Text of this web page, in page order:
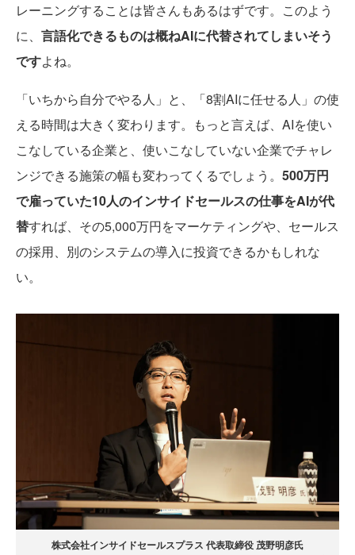
レーニングすることは皆さんもあるはずです。このよう
に、 言語化できるものは概ねAIに代替されてしまいそう
ですよね。
「いちから自分でやる人」と、「8割AIに任せる人」の使
える時間は大きく変わります。もっと言えば、AIを使い
こなしている企業と、使いこなしていない企業でチャレ
ンジできる施策の幅も変わってくるでしょう。 500万円
で雇っていた10人のインサイドセールスの仕事をAIが代
替すれば、その5,000万円をマーケティングや、セールス
の採用、別のシステムの導入に投資できるかもしれな
い。
株式会社インサイドセールスプラス 代表取締役 茂野明彦氏